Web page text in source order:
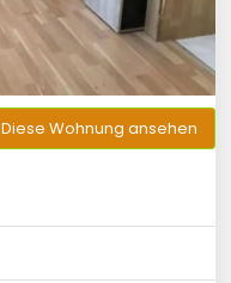
Diese Wohnung ansehen